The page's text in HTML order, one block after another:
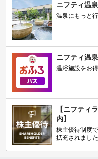
ニフティ温
温泉にもっと
ニフティ温
温浴施設をお
【ニフティ
内】
株主優待制度
拡充されました